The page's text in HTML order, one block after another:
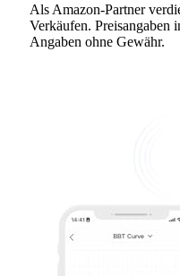
Als Amazon-Partner
Verkäufen.
Angaben ohne Gewähr.